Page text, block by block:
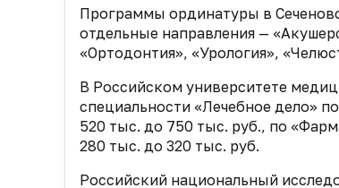
Программы ординатуры в
отдельные направления —
«Ортодонтия», «Урология»,
В Российском университете
специальности «Лечебное дело»
520 тыс. до 750 тыс. руб., по
280 тыс. до 320 тыс. руб.
Российский национальный